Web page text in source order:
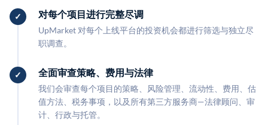
对每个项目进行完整尽调
UpMarket 对每个上线平台的投资机会都进行筛选与独立尽
职调查。
全面审查策略、费用与法律
我们会审查每个项目的策略、风险管理、流动性、费用、估
值方法、税务事项，以及所有第三方服务商—法律顾问、审
计、行政与托管。